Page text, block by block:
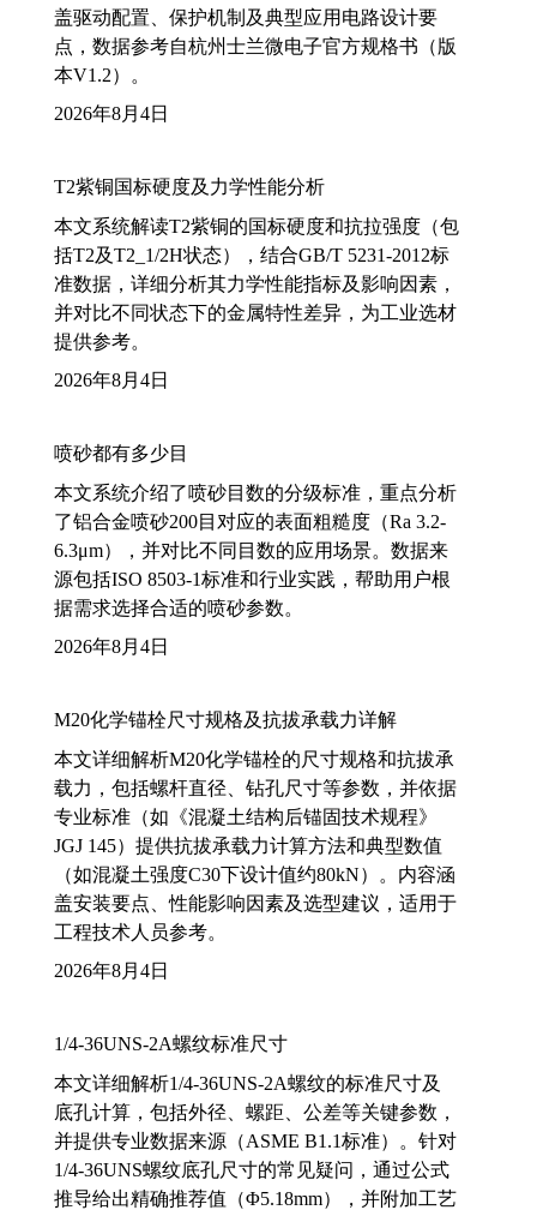
盖驱动配置、保护机制及典型应用电路设计要
点，数据参考自杭州士兰微电子官方规格书（版
本V1.2）。
2026年8月4日
T2紫铜国标硬度及力学性能分析
本文系统解读T2紫铜的国标硬度和抗拉强度（包
括T2及T2_1/2H状态），结合GB/T 5231-2012标
准数据，详细分析其力学性能指标及影响因素，
并对比不同状态下的金属特性差异，为工业选材
提供参考。
2026年8月4日
喷砂都有多少目
本文系统介绍了喷砂目数的分级标准，重点分析
了铝合金喷砂200目对应的表面粗糙度（Ra 3.2-
6.3μm），并对比不同目数的应用场景。数据来
源包括ISO 8503-1标准和行业实践，帮助用户根
据需求选择合适的喷砂参数。
2026年8月4日
M20化学锚栓尺寸规格及抗拔承载力详解
本文详细解析M20化学锚栓的尺寸规格和抗拔承
载力，包括螺杆直径、钻孔尺寸等参数，并依据
专业标准（如《混凝土结构后锚固技术规程》
JGJ 145）提供抗拔承载力计算方法和典型数值
（如混凝土强度C30下设计值约80kN）。内容涵
盖安装要点、性能影响因素及选型建议，适用于
工程技术人员参考。
2026年8月4日
1/4-36UNS-2A螺纹标准尺寸
本文详细解析1/4-36UNS-2A螺纹的标准尺寸及
底孔计算，包括外径、螺距、公差等关键参数，
并提供专业数据来源（ASME B1.1标准）。针对
1/4-36UNS螺纹底孔尺寸的常见疑问，通过公式
推导给出精确推荐值（Φ5.18mm），并附加工艺